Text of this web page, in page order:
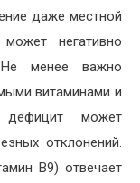
даже местной
негативно
Не менее важно
витаминами и
дефицит может
отклонений.
В9) отвечает